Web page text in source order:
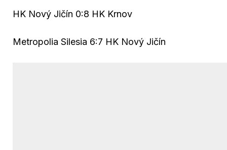
HK Nový Jičín 0:8 HK Krnov
Metropolia Silesia 6:7 HK Nový Jičín